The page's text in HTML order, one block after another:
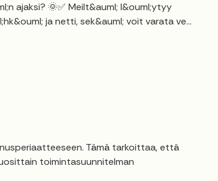
ajaksi? 🌞✅ Meilt&auml; l&ouml;ytyy
ja netti, sek&auml; voit varata ve...
Tämä tarkoittaa, että
toimintasuunnitelman